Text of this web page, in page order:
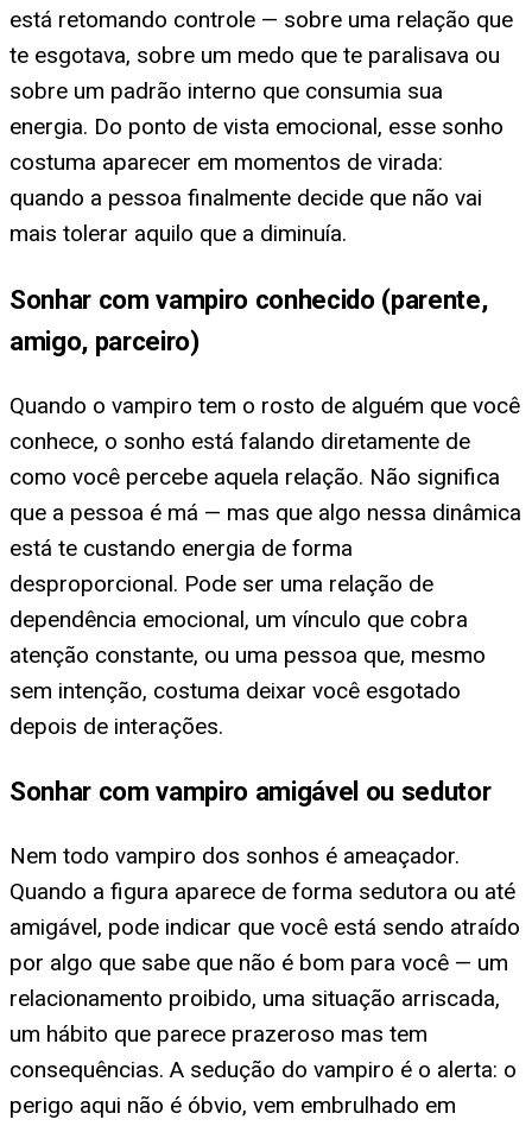
está retomando controle — sobre uma relação que
te esgotava, sobre um medo que te paralisava ou
sobre um padrão interno que consumia sua
energia. Do ponto de vista emocional, esse sonho
costuma aparecer em momentos de virada:
quando a pessoa finalmente decide que não vai
mais tolerar aquilo que a diminuía.
Sonhar com vampiro conhecido (parente,
amigo, parceiro)
Quando o vampiro tem o rosto de alguém que você
conhece, o sonho está falando diretamente de
como você percebe aquela relação. Não significa
que a pessoa é má — mas que algo nessa dinâmica
está te custando energia de forma
desproporcional. Pode ser uma relação de
dependência emocional, um vínculo que cobra
atenção constante, ou uma pessoa que, mesmo
sem intenção, costuma deixar você esgotado
depois de interações.
Sonhar com vampiro amigável ou sedutor
Nem todo vampiro dos sonhos é ameaçador.
Quando a figura aparece de forma sedutora ou até
amigável, pode indicar que você está sendo atraído
por algo que sabe que não é bom para você — um
relacionamento proibido, uma situação arriscada,
um hábito que parece prazeroso mas tem
consequências. A sedução do vampiro é o alerta: o
perigo aqui não é óbvio, vem embrulhado em